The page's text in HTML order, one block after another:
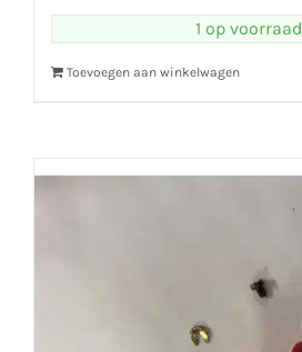
1 op voorraad
Toevoegen aan winkelwagen